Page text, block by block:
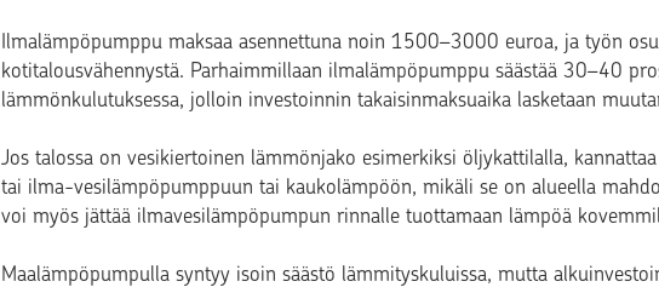
Ilmalämpöpumppu maksaa asennettuna noin 1500–3000 euroa, ja työn
kotitalousvähennystä. Parhaimmillaan ilmalämpöpumppu säästää 30–40
lämmönkulutuksessa, jolloin investoinnin takaisinmaksuaika lasketaan
Jos talossa on vesikiertoinen lämmönjako esimerkiksi öljykattilalla,
tai ilma-vesilämpöpumppuun tai kaukolämpöön, mikäli se on alueella
voi myös jättää ilmavesilämpöpumpun rinnalle tuottamaan lämpöä
Maalämpöpumpulla syntyy isoin säästö lämmityskuluissa, mutta